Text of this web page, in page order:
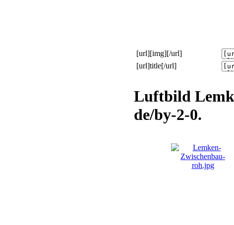
[url][img][/url]
[url]title[/url]
Luftbild
de/by-2-0.